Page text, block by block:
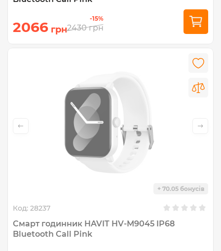
2066 грн
-15%
2430 грн
+ 70.05 бонусів
Код: 28237
Смарт годинник HAVIT HV-M9045 IP68
Bluetooth Call Pink